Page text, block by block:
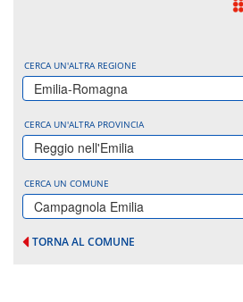
CERCA UN'ALTRA REGIONE
Emilia-Romagna
CERCA UN'ALTRA PROVINCIA
Reggio nell'Emilia
CERCA UN COMUNE
Campagnola Emilia
TORNA AL COMUNE